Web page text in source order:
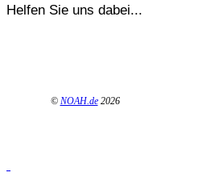
Helfen Sie uns dabei...
© NOAH.de 2026